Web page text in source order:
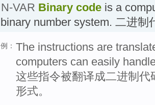
N-VAR Binary code is a
binary number system. 二进制
例： The instructions are
computers can easily
这些指令被翻译成二进制
形式。